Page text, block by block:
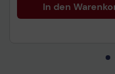
In den